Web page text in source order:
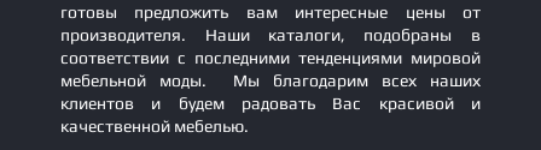
готовы предложить вам интересные цены от
производителя. Наши каталоги, подобраны в
соответствии с последними тенденциями мировой
мебельной моды. Мы благодарим всех наших
клиентов и будем радовать Вас красивой и
качественной мебелью.